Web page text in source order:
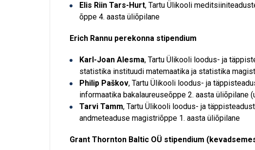
Elis Riin Tars-Hurt, Tartu Ülikooli
õppe 4. aasta üliõpilane
Erich Rannu perekonna stipendium
Karl-Joan Alesma, Tartu Ülikooli loodus- ja
statistika instituudi matemaatika ja statistika
Philip Paškov, Tartu Ülikooli loodus- ja
informaatika bakalaureuseõppe 2. aasta üliõpilane
Tarvi Tamm, Tartu Ülikooli loodus- ja
andmeteaduse magistriõppe 1. aasta üliõpilane
Grant Thornton Baltic OÜ stipendium